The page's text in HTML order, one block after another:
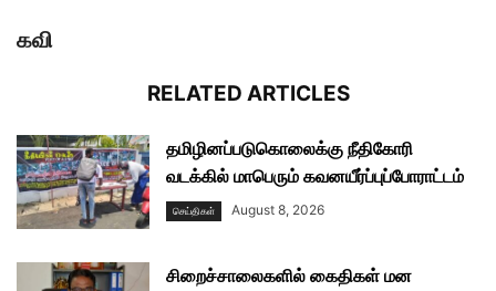
கவி
RELATED ARTICLES
தமிழினப்படுகொலைக்கு நீதிகோரி
வடக்கில் மாபெரும் கவனயீர்ப்புப்போராட்டம்
செய்திகள் August 8, 2026
சிறைச்சாலைகளில் கைதிகள் மன